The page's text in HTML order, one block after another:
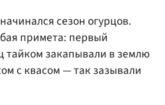
сезон огурцов.
примета: первый
тайком закапывали в землю
с квасом — так зазывали